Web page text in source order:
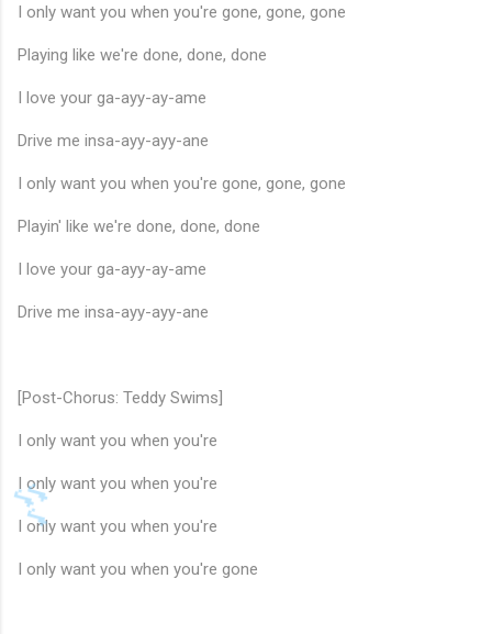
I only want you when you're gone, gone, gone
Playing like we're done, done, done
I love your ga-ayy-ay-ame
Drive me insa-ayy-ayy-ane
I only want you when you're gone, gone, gone
Playin' like we're done, done, done
I love your ga-ayy-ay-ame
Drive me insa-ayy-ayy-ane
[Post-Chorus: Teddy Swims]
I only want you when you're
I only want you when you're
I only want you when you're
I only want you when you're gone